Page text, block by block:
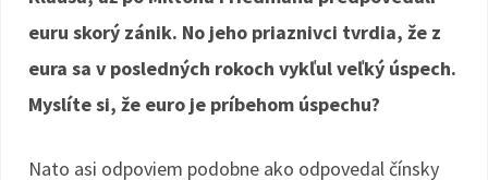
euru skorý zánik. No jeho priaznivci tvrdia, že z
eura sa v posledných rokoch vykľul veľký úspech.
Myslíte si, že euro je príbehom úspechu?
Nato asi odpoviem podobne ako odpovedal čínsky